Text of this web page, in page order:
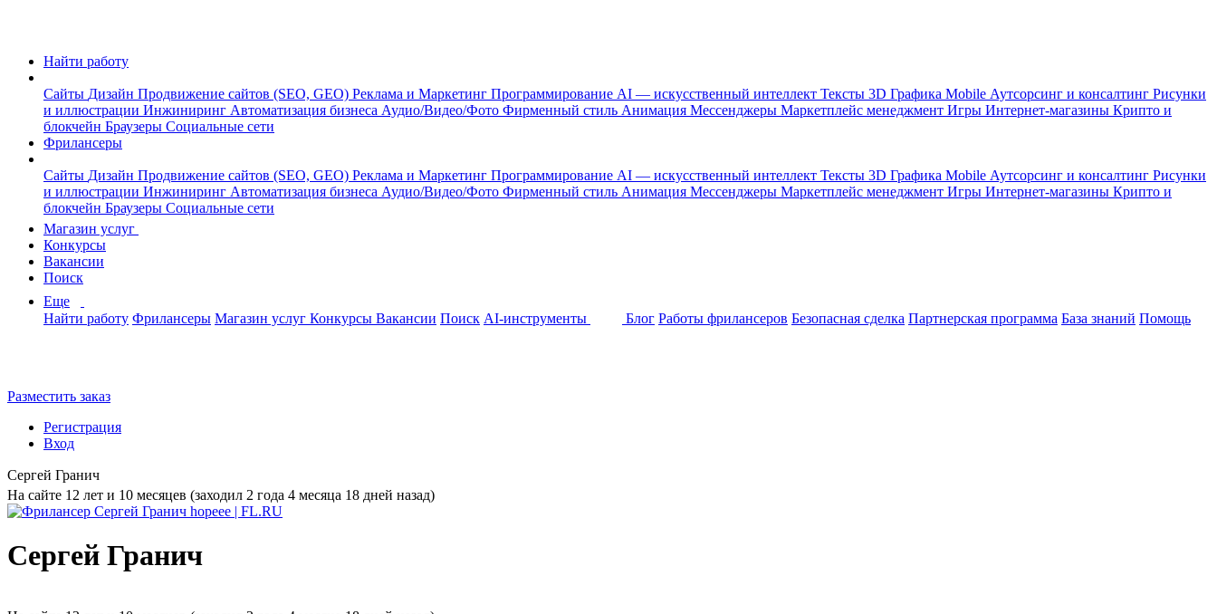
Найти работу
Сайты Дизайн Продвижение сайтов (SEO, GEO) Реклама и Маркетинг Программирование AI — искусственный интеллект Тексты 3D Графика Mobile Аутсорсинг и консалтинг Рисунки
и иллюстрации Инжиниринг Автоматизация бизнеса Аудио/Видео/Фото Фирменный стиль Анимация Мессенджеры Маркетплейс менеджмент Игры Интернет-магазины Крипто и
блокчейн Браузеры Социальные сети
Фрилансеры
Сайты Дизайн Продвижение сайтов (SEO, GEO) Реклама и Маркетинг Программирование AI — искусственный интеллект Тексты 3D Графика Mobile Аутсорсинг и консалтинг Рисунки
и иллюстрации Инжиниринг Автоматизация бизнеса Аудио/Видео/Фото Фирменный стиль Анимация Мессенджеры Маркетплейс менеджмент Игры Интернет-магазины Крипто и
блокчейн Браузеры Социальные сети
Магазин услуг
Конкурсы
Вакансии
Поиск
Еще
Найти работу Фрилансеры Магазин услуг Конкурсы Вакансии Поиск AI-инструменты Блог Работы фрилансеров Безопасная сделка Партнерская программа База знаний Помощь
Разместить заказ
Регистрация
Вход
Сергей Гранич
На сайте 12 лет и 10 месяцев (заходил 2 года 4 месяца 18 дней назад)
Сергей Гранич